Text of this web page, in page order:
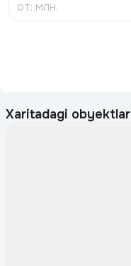
Xaritadagi obyektlar